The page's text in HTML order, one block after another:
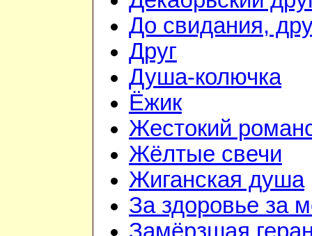
До свидания,
Друг
Душа-колючка
Ёжик
Жестокий
Жёлтые свечи
Жиганская душа
За здоровье за